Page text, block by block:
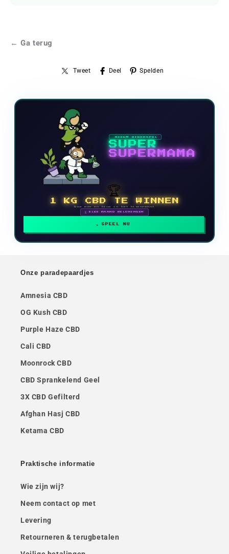
← Ga terug
Tweet Deel Spelden
NIEUW VIDEOSPEL
SUPER
SUPERMAMA
🏆
1 KG CBD TE WINNEN
Doe mee en klim in het klassement
🗓 ELKE MAAND BELONINGEN
SPEEL NU
Onze paradepaardjes
Amnesia CBD
OG Kush CBD
Purple Haze CBD
Cali CBD
Moonrock CBD
CBD Sprankelend Geel
3X CBD Gefilterd
Afghan Hasj CBD
Ketama CBD
Praktische informatie
Wie zijn wij?
Neem contact op met
Levering
Retourneren & terugbetalen